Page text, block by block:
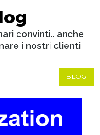
convinti.. anche
i nostri clienti
BLOG